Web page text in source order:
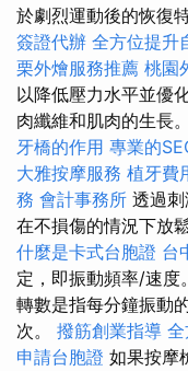
於劇烈運動後的恢復
簽證代辦 全方位提升
栗外燴服務推薦 桃園
以降低壓力水平並優
肉纖維和肌肉的生長。
牙橋的作用 專業的
大雅按摩服務 植牙費
務 會計事務所 透過
在不損傷的情況下放
什麼是卡式台胞證 台
定，即振動頻率/速度
轉數是指每分鐘振動
次。 撥筋創業指導
申請台胞證 如果按摩